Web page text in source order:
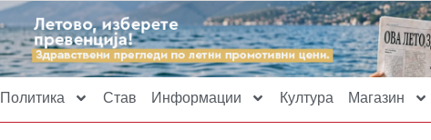
Политика Став Информации Култура Магазин